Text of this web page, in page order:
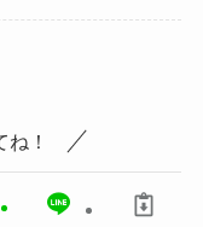
！